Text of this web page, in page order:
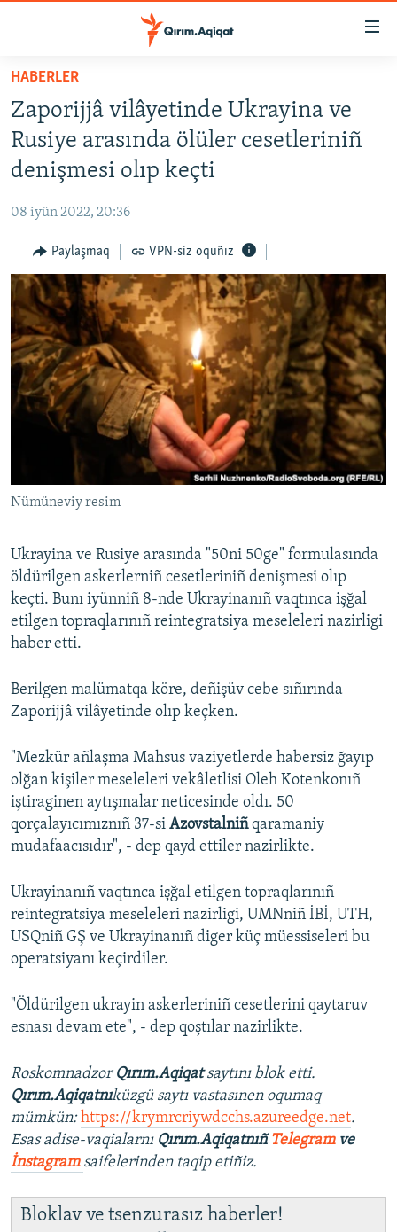
Esas
qaytmaq
Baş
navigatsiyağa
qaytmaq
Qıdıruvğa
qaytmaq
SİYASET
İQTİSADİYAT
MEDENİYET
İNSAN AQLARI
VİDEO
SÜRET
BLOGLAR
FİKİR
Русский
Українською
QOŞULIÑIZ!
RFE/RS bütün saytları
HABERLER
Zaporijjâ vilâyetinde Ukrayina ve
Rusiye arasında ölüler cesetleriniñ
denişmesi olıp keçti
08 iyün 2022, 20:36
Paylaşmaq VPN-siz oquñız
Nümüneviy resim
Ukrayina ve Rusiye arasında "50ni 50ge" formulasında
öldürilgen askerlerniñ cesetleriniñ denişmesi olıp
keçti. Bunı iyünniñ 8-nde Ukrayinanıñ vaqtınca işğal
etilgen topraqlarınıñ reintegratsiya meseleleri nazirligi
haber etti.
Berilgen malümatqa köre, deñişüv cebe sıñırında
Zaporijjâ vilâyetinde olıp keçken.
"Mezkür añlaşma Mahsus vaziyetlerde habersiz ğayıp
olğan kişiler meseleleri vekâletlisi Oleh Kotenkonıñ
iştiraginen aytışmalar neticesinde oldı. 50
qorçalayıcımıznıñ 37-si Azovstalniñqaramaniy
mudafaacısıdır", - dep qayd ettiler nazirlikte.
Ukrayinanıñ vaqtınca işğal etilgen topraqlarınıñ
reintegratsiya meseleleri nazirligi, UMNniñ İBİ, UTH,
USQniñ GŞ ve Ukrayinanıñ diger küç müessiseleri bu
operatsiyanı keçirdiler.
"Öldürilgen ukrayin askerleriniñ cesetlerini qaytaruv
esnası devam ete", - dep qoştılar nazirlikte.
Roskomnadzor Qırım.Aqiqatsaytını blok etti.
Qırım.Aqiqatnıküzgü saytı vastasınen oqumaq
mümkün:https://krymrcriywdcchs.azureedge.net.
Esas adise-vaqialarnı Qırım.Aqiqatnıñ Telegramve
İnstagram saifelerinden taqip etiñiz.
Bloklav ve tsenzurasız haberler!